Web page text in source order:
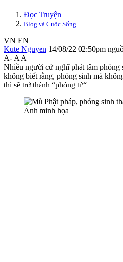
Đọc Truyện
Blog và Cuộc Sống
VN EN
Kute Nguyen 14/08/22 02:50pm
A- A A+
Nhiều người cứ nghĩ phát tâm phóng
không biết rằng, phóng sinh mà
thì sẽ trở thành “phóng tử“.
Ảnh minh họa